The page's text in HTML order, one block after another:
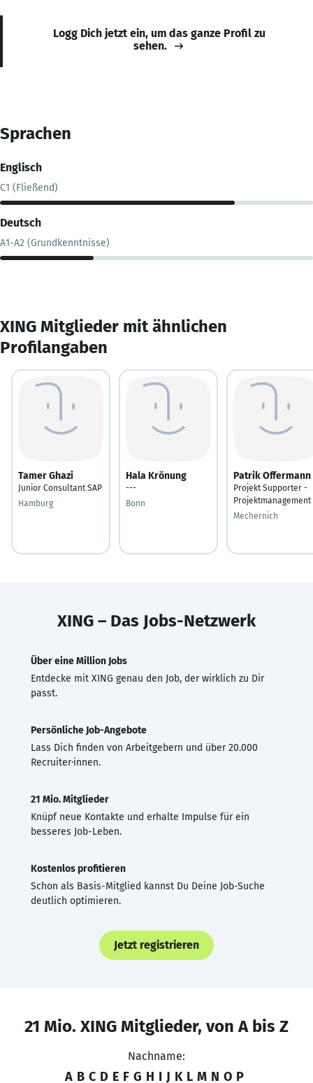
Logg Dich jetzt ein, um das ganze Profil zu
sehen.
Sprachen
Englisch
C1 (Fließend)
Deutsch
A1-A2 (Grundkenntnisse)
XING Mitglieder mit ähnlichen
Profilangaben
Tamer Ghazi
Junior Consultant SAP
Hamburg
Hala Krönung
---
Bonn
Patrik Offermann
Projekt Supporter -
Projektmanagement
Mechernich
XING – Das Jobs-Netzwerk
Über eine Million Jobs
Entdecke mit XING genau den Job, der wirklich zu Dir
passt.
Persönliche Job-Angebote
Lass Dich finden von Arbeitgebern und über 20.000
Recruiter·innen.
21 Mio. Mitglieder
Knüpf neue Kontakte und erhalte Impulse für ein
besseres Job-Leben.
Kostenlos profitieren
Schon als Basis-Mitglied kannst Du Deine Job-Suche
deutlich optimieren.
Jetzt registrieren
21 Mio. XING Mitglieder, von A bis Z
Nachname:
A B C D E F G H I J K L M N O P